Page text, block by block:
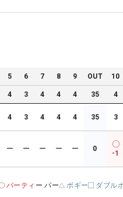
5 6 7 8 9 OUT 10
4 3 4 4 4 35 4
4 3 4 4 4 35 3
ー ー ー ー ー 0
-1
バーティ ー パー ボギー ダブル